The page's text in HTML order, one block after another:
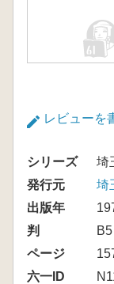
レビューを
シリーズ
埼
発行元
埼
出版年
判
B5
ページ
六一ID